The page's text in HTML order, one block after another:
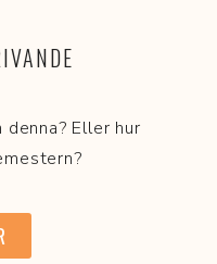
Eller hur